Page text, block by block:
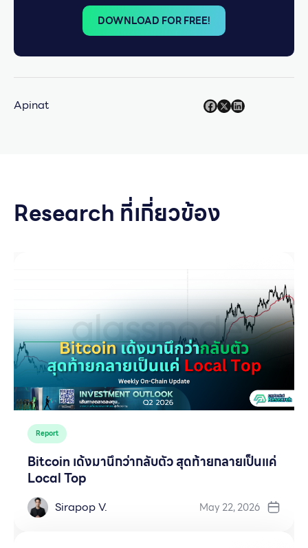
DOWNLOAD FOR FREE!
Apinat
Research ที่เกี่ยวข้อง
Report
Bitcoin เด้งมานึกว่ากลับตัว สุดท้ายกลายเป็นแค่
Local Top
Sirapop V. May 22, 2026